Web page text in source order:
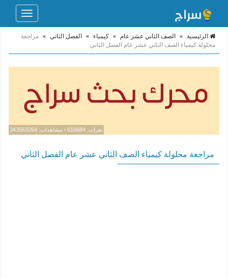
Toggle
الرئيسية » الصف الثاني عشر عام » كيمياء » الفصل الثاني » مراجعة
محلولة كيمياء الصف الثاني عشر عام الفصل الثاني
نقرات: 616684 / مشاهدات: 343563264
مراجعة محلولة كيمياء الصف الثاني عشر عام الفصل الثاني